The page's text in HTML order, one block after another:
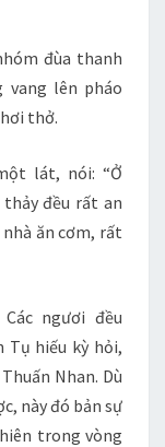
đùa thanh
vang lên pháo
thở.
lát, nói: “Ở
đều rất an
ăn cơm, rất
ngươi đều
Tụ hiếu kỳ hỏi,
Nhan. Dù
này đó bản sự
trong vòng